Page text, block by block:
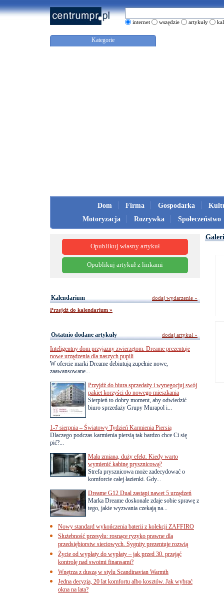
internet wszędzie artykuły
Kategorie
Dom Firma Gospodarka
Motoryzacja
Rozrywka Społeczeństwo
Opublikuj własny artykuł
Opublikuj artykuł z linkami
Kalendarium
Przejdź do kalendarium »
dodaj wydarzenie »
Ostatnio dodane artykuły
Inteligentny dom przyjazny zwierzętom. Dreame prezentuje
nowe urządzenia dla naszych pupili
W ofercie marki Dreame debiutują zupełnie nowe,
zaawansowane...
Przyjdź do biura sprzedaży i wynegocjuj swój
pakiet korzyści do nowego mieszkania
Sierpień to dobry moment, aby odwiedzić
biuro sprzedaży Grupy Murapol i...
1-7 sierpnia – Światowy Tydzień Karmienia Piersią
Dlaczego podczas karmienia piersią tak bardzo chce Ci się
pić?...
Mała zmiana, duży efekt. Kiedy warto
wymienić kabinę prysznicową?
Strefa prysznicowa może zadecydować o
komforcie całej łazienki. Gdy...
Dreame G12 Dual zastąpi nawet 5 urządzeń
Marka Dreame doskonale zdaje sobie sprawę z
tego, jakie wyzwania czekają na...
Nowy standard wykończenia baterii z kolekcji ZAFFIRO
Służebność przesyłu: rosnące ryzyko prawne dla
przedsiębiorstw sieciowych. Sygnity prezentuje rozwią
Życie od wypłaty do wypłaty – jak przed 30. przejąć
kontrolę nad swoimi finansami?
Wnętrza z duszą w stylu Scandinavian Warmth
Jedna decyzja, 20 lat komfortu albo kosztów. Jak wybrać
okna na lata?
dodaj artykuł »